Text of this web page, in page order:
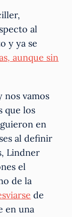
al
y ya se
aunque sin
nos vamos
que los
en
al definir
Lindner
el
de la
de
en una